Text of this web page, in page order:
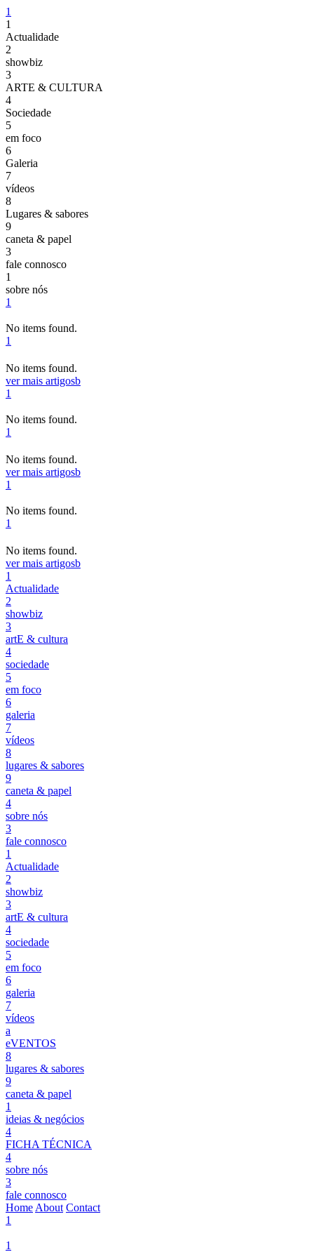
1
1
Actualidade
2
showbiz
3
ARTE & CULTURA
4
Sociedade
5
em foco
6
Galeria
7
vídeos
8
Lugares & sabores
9
caneta & papel
3
fale connosco
1
sobre nós
1
No items found.
1
No items found.
ver mais artigosb
1
No items found.
1
No items found.
ver mais artigosb
1
No items found.
1
No items found.
ver mais artigosb
1
Actualidade
2
showbiz
3
artE & cultura
4
sociedade
5
em foco
6
galeria
7
vídeos
8
lugares & sabores
9
caneta & papel
4
sobre nós
3
fale connosco
1
Actualidade
2
showbiz
3
artE & cultura
4
sociedade
5
em foco
6
galeria
7
vídeos
a
eVENTOS
8
lugares & sabores
9
caneta & papel
1
ideias & negócios
4
FICHA TÉCNICA
4
sobre nós
3
fale connosco
Home About Contact
1
1